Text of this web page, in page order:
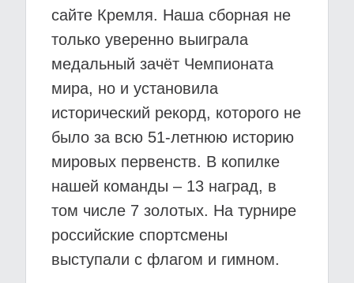
сайте Кремля. Наша сборная не
только уверенно выиграла
медальный зачёт Чемпионата
мира, но и установила
исторический рекорд, которого не
было за всю 51-летнюю историю
мировых первенств. В копилке
нашей команды – 13 наград, в
том числе 7 золотых. На турнире
российские спортсмены
выступали с флагом и гимном.